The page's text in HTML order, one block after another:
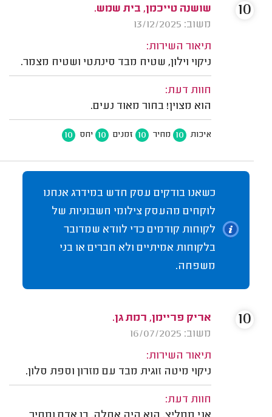
שושנה טייכמן, בית שמש.
משוב: 13/12/2025
תיאור השירות:
ניקוי וילון, שטיח מבד סינתטי ושטיח מצמר.
חוות דעת:
הוא מצוין! בחור מאוד נעים.
איכות 10 מחיר 10 זמנים 10 יחס 10
10
כשאנו בודקים עסק חדש במידרג אנחנו
לוקחים מהעסק צילומי חשבוניות של
לקוחות קודמים כדי לוודא שמדובר
בלקוחות אמיתיים ולא חברים או בני
משפחה.
אריק פריימן, רמת גן.
משוב: 16/07/2025
תיאור השירות:
ניקוי מיטה זוגית מבד עם מזרון וספת סלון.
חוות דעת:
10